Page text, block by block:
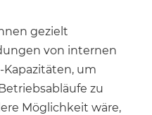
gezielt
von internen
Kapazitäten, um
zu
Möglichkeit wäre,